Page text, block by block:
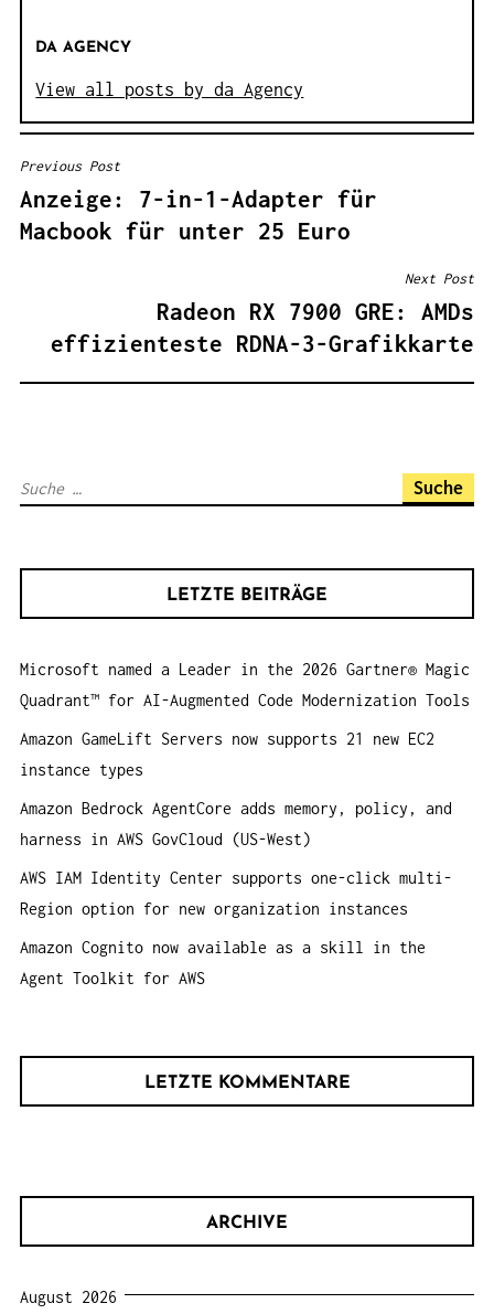
DA AGENCY
View all posts by da Agency
B
E
I
V
T
N
Previous Post
Anzeige: 7-in-1-Adapter für
Macbook für unter 25 Euro
Next Post
Radeon RX 7900 GRE: AMDs
effizienteste RDNA-3-Grafikkarte
S
a
c
h
:
LETZTE BEITRÄGE
Microsoft named a Leader in the 2026 Gartner® Magic
Quadrant™ for AI-Augmented Code Modernization Tools
Amazon GameLift Servers now supports 21 new EC2
instance types
Amazon Bedrock AgentCore adds memory, policy, and
harness in AWS GovCloud (US-West)
AWS IAM Identity Center supports one-click multi-
Region option for new organization instances
Amazon Cognito now available as a skill in the
Agent Toolkit for AWS
LETZTE KOMMENTARE
ARCHIVE
August 2026